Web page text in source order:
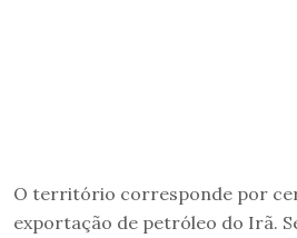
O território corresponde por
exportação de petróleo do Irã.